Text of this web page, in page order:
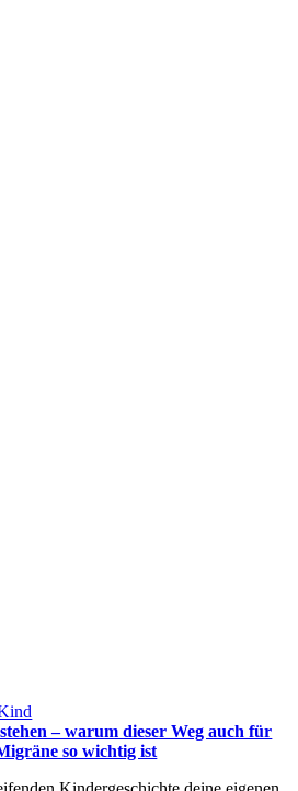
– warum dieser Weg auch für
so wichtig ist